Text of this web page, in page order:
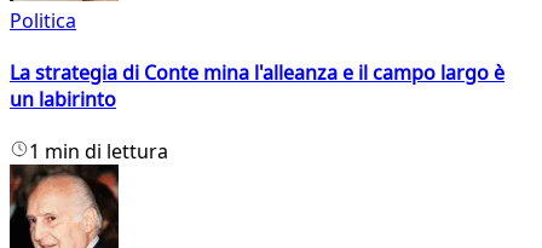
Politica
La strategia di Conte mina l'alleanza e il campo largo è
un labirinto
1 min di lettura